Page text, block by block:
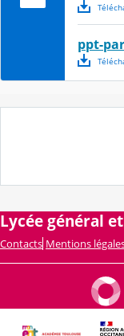
ppt-
Lycée général
Contacts Mentions